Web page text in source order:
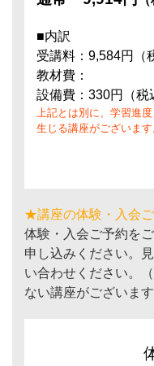
■内訳
受講料：9,584円（
教材費：
設備費：330円（税
上記とは別に、学習進
生じる講座がございます
★講座の体験・入会
体験・入会ご予約を
申し込みください。
い合わせください。
ない講座がございます